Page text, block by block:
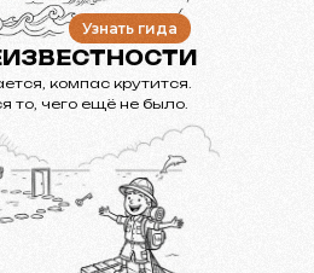
компас крутится.
то, чего ещё не было.
Узнать гида